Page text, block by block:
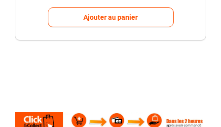
Ajouter au panier